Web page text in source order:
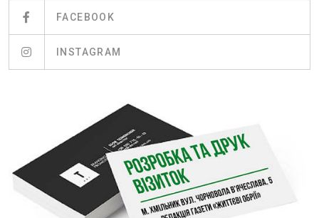
FACEBOOK
INSTAGRAM